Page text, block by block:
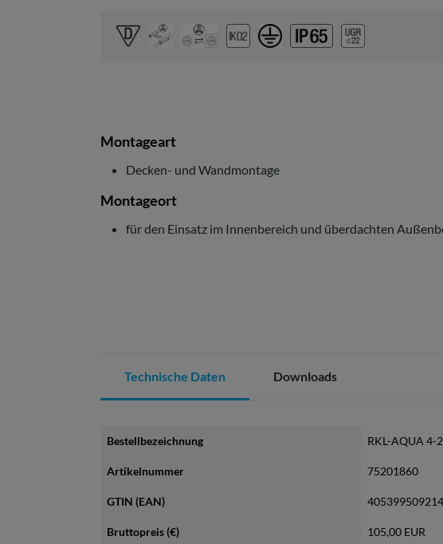
Montageart
Decken- und Wandmontage
Montageort
für den Einsatz im Innenbereich und überdachten
Technische Daten Downloads
Bestellbezeichnung RKL-AQUA 4-
Artikelnummer 75201860
GTIN (EAN)
Bruttopreis (€) 105,00 EUR